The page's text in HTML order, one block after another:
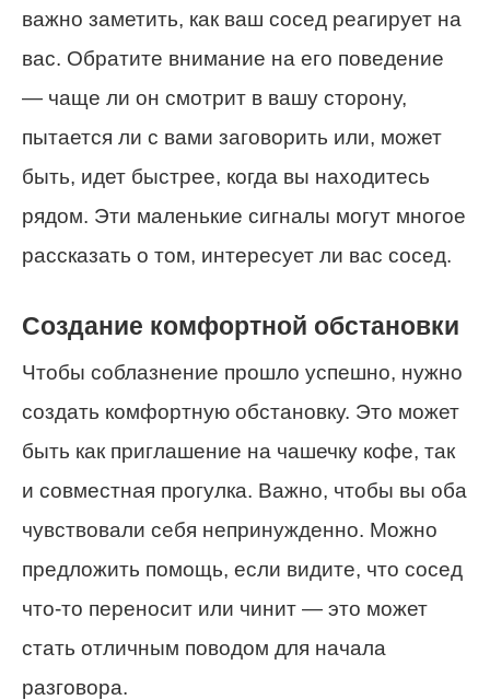
важно заметить, как ваш сосед реагирует на
вас. Обратите внимание на его поведение
— чаще ли он смотрит в вашу сторону,
пытается ли с вами заговорить или, может
быть, идет быстрее, когда вы находитесь
рядом. Эти маленькие сигналы могут многое
рассказать о том, интересует ли вас сосед.
Создание комфортной обстановки
Чтобы соблазнение прошло успешно, нужно
создать комфортную обстановку. Это может
быть как приглашение на чашечку кофе, так
и совместная прогулка. Важно, чтобы вы оба
чувствовали себя непринужденно. Можно
предложить помощь, если видите, что сосед
что-то переносит или чинит — это может
стать отличным поводом для начала
разговора.